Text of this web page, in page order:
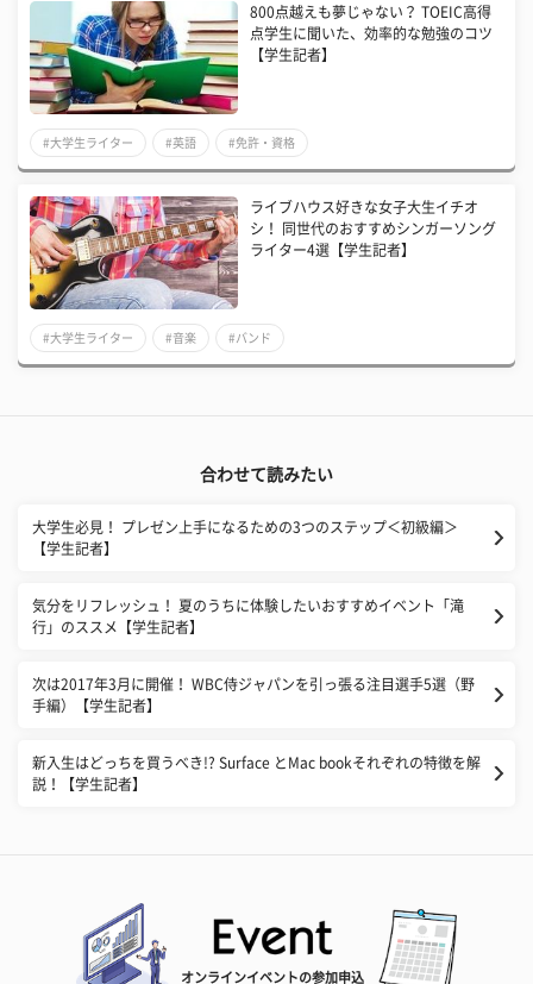
800点越えも夢じゃない？ TOEIC高得
点学生に聞いた、効率的な勉強のコツ
【学生記者】
#大学生ライター #英語 #免許・資格
ライブハウス好きな女子大生イチオ
シ！ 同世代のおすすめシンガーソング
ライター4選【学生記者】
#大学生ライター #音楽 #バンド
合わせて読みたい
大学生必見！ プレゼン上手になるための3つのステップ＜初級編＞
【学生記者】
気分をリフレッシュ！ 夏のうちに体験したいおすすめイベント「滝
行」のススメ【学生記者】
次は2017年3月に開催！ WBC侍ジャパンを引っ張る注目選手5選（野
手編）【学生記者】
新入生はどっちを買うべき!? Surface とMac bookそれぞれの特徴を解
説！【学生記者】
オンラインイベントの参加申込